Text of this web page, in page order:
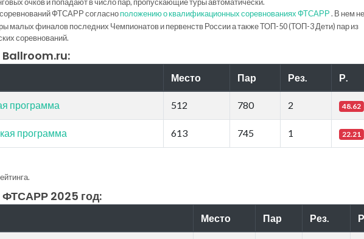
ФТСАРР согласноположению о квалификационных соревнованиях ФТСАРР. В нем не
малых финалов последних Чемпионатов и первенств России а также ТОП-50 (ТОП-3 Дети) пар из
соревнований.
Ballroom.ru:
Место Пар Рез. Р.
программа 512 780 2 48.62
программа 613 745 1 22.21
ФТСАРР 2025 год:
Место Пар Рез.